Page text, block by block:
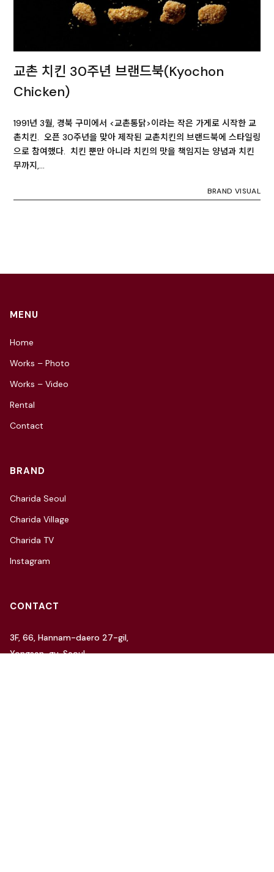
교촌 치킨 30주년 브랜드북(Kyochon
Chicken)
1991년 3월, 경북 구미에서 <교촌통닭>이라는 작은 가게로 시작한 교
촌치킨. 오픈 30주년을 맞아 제작된 교촌치킨의 브랜드북에 스타일링
으로 참여했다. 치킨 뿐만 아니라 치킨의 맛을 책임지는 양념과 치킨
무까지,…
BRAND VISUAL
MENU
Home
Works – Photo
Works – Video
Rental
Contact
BRAND
Charida Seoul
Charida Village
Charida TV
Instagram
CONTACT
3F, 66, Hannam-daero 27-gil,
Yongsan-gu, Seoul